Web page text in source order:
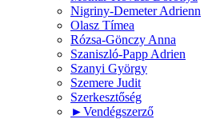
Nigriny-Demeter Adrienn
Olasz Tímea
Rózsa-Gönczy Anna
Szaniszló-Papp Adrien
Szanyi György
Szemere Judit
Szerkesztőség
►Vendégszerző